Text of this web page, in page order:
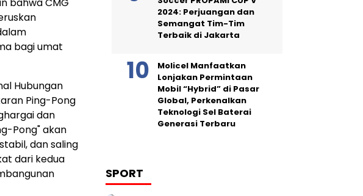
bagi umat
Hubungan
Ping-Pong
dan
Pong" akan
dan saling
dari kedua
2024: Perjuangan dan
Semangat Tim-Tim
Terbaik di Jakarta
Molicel Manfaatkan
Lonjakan Permintaan
Mobil “Hybrid” di Pasar
Global, Perkenalkan
Teknologi Sel Baterai
Generasi Terbaru
SPORT